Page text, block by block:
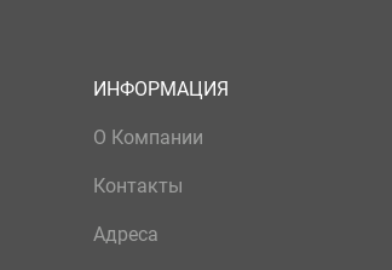
ИНФОРМАЦИЯ
О Компании
Контакты
Адреса